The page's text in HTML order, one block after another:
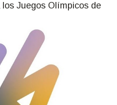
Juegos Olímpicos de